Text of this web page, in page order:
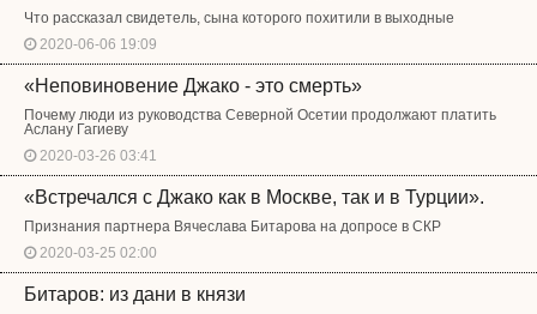
Что рассказал свидетель, сына которого похитили в выходные
2020-06-06 19:09
«Неповиновение Джако - это смерть»
Почему люди из руководства Северной Осетии продолжают платить
Аслану Гагиеву
2020-03-26 03:41
«Встречался с Джако как в Москве, так и в Турции».
Признания партнера Вячеслава Битарова на допросе в СКР
2020-03-25 02:00
Битаров: из дани в князи